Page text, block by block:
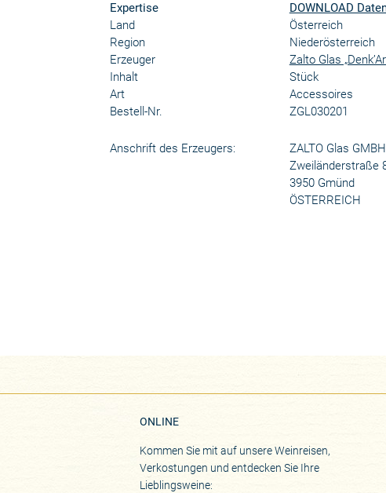
Expertise
DOWNLOAD
Land
Österreich
Region
Niederösterreich
Erzeuger
Zalto Glas
Inhalt
Stück
Art
Accessoires
Bestell-Nr.
ZGL030201
Anschrift des Erzeugers:
ZALTO Glas GMBH
Zweiländerstraße
3950 Gmünd
ÖSTERREICH
ONLINE
Kommen Sie mit auf unsere Weinreisen,
Verkostungen und entdecken Sie Ihre
Lieblingsweine: